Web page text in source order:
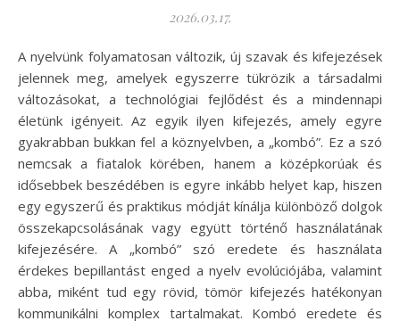
2026.03.17.
A nyelvünk folyamatosan változik, új szavak és kifejezések
jelennek meg, amelyek egyszerre tükrözik a társadalmi
változásokat, a technológiai fejlődést és a mindennapi
életünk igényeit. Az egyik ilyen kifejezés, amely egyre
gyakrabban bukkan fel a köznyelvben, a „kombó”. Ez a szó
nemcsak a fiatalok körében, hanem a középkorúak és
idősebbek beszédében is egyre inkább helyet kap, hiszen
egy egyszerű és praktikus módját kínálja különböző dolgok
összekapcsolásának vagy együtt történő használatának
kifejezésére. A „kombó” szó eredete és használata
érdekes bepillantást enged a nyelv evolúciójába, valamint
abba, miként tud egy rövid, tömör kifejezés hatékonyan
kommunikálni komplex tartalmakat. Kombó eredete és